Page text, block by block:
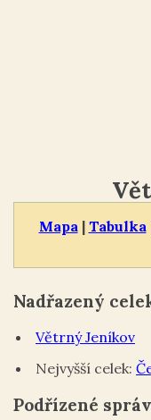
Mapa | Tabulka
Nadřazený
Větrný Jeníkov
Nejvyšší celek:
Podřízené